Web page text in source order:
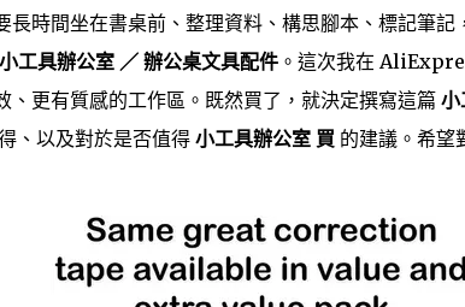
時間坐在書桌前、整理資料、構思腳本、標記筆記
小工具辦公室 ／ 辦公桌文具配件。這次我在
更有質感的工作區。既然買了，就決定撰寫這篇 小
、以及對於是否值得小工具辦公室 買 的建議。希望